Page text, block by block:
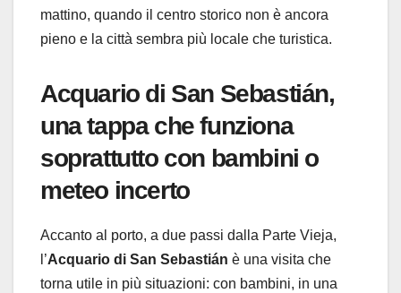
mattino, quando il centro storico non è ancora
pieno e la città sembra più locale che turistica.
Acquario di San Sebastián,
una tappa che funziona
soprattutto con bambini o
meteo incerto
Accanto al porto, a due passi dalla Parte Vieja,
l’Acquario di San Sebastián è una visita che
torna utile in più situazioni: con bambini, in una